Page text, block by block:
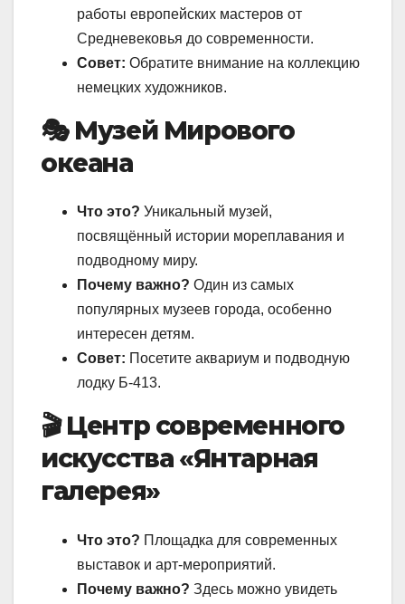
работы европейских мастеров от
Средневековья до современности.
Совет: Обратите внимание на коллекцию
немецких художников.
🎭 Музей Мирового
океана
Что это? Уникальный музей,
посвящённый истории мореплавания и
подводному миру.
Почему важно? Один из самых
популярных музеев города, особенно
интересен детям.
Совет: Посетите аквариум и подводную
лодку Б-413.
🎬 Центр современного
искусства «Янтарная
галерея»
Что это? Площадка для современных
выставок и арт-мероприятий.
Почему важно? Здесь можно увидеть